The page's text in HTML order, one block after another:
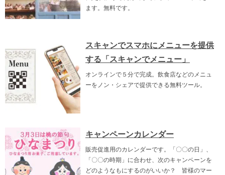
ます。無料です。
スキャンでスマホにメニューを提供
する「スキャンでメニュー」
オンラインで５分で完成。飲食店などのメニュ
ーをノン・シェアで提供できる無料ツール。
キャンペーンカレンダー
販売促進用のカレンダーです。「〇〇の日」、
「〇〇の時期」に合わせ、次のキャンペーンを
どのようなもにするのがいいか？ 皆様のマー